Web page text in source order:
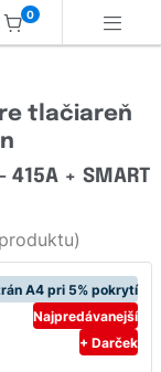
0
tlačiareň
A4 pri 5% pokrytí
Najpredávanejší
+ Darček
+ SMART